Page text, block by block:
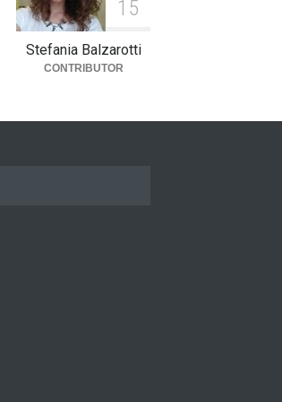
1 5
Stefania Balzarotti
CONTRIBUTOR